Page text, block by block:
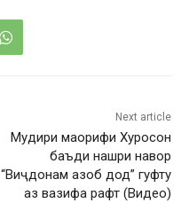
Next article
Мудири маорифи Хуросон
баъди нашри навор
“Виҷдонам азоб дод” гуфту
аз вазифа рафт (Видео)